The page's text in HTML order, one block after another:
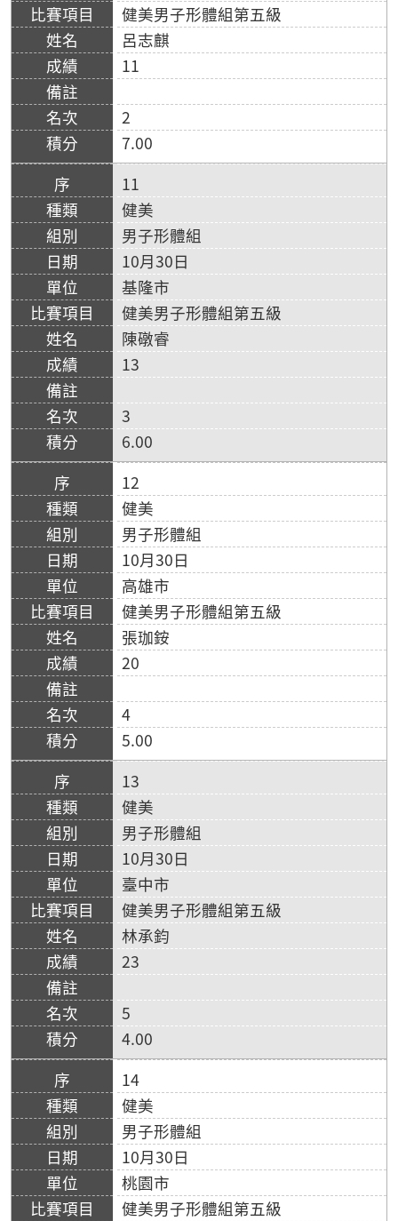
健美男子形體組第五級
呂志麒
11
2
7.00
11
健美
男子形體組
10月30日
基隆市
健美男子形體組第五級
陳礅睿
13
3
6.00
12
健美
男子形體組
10月30日
高雄市
健美男子形體組第五級
張珈銨
20
4
5.00
13
健美
男子形體組
10月30日
臺中市
健美男子形體組第五級
林承鈞
23
5
4.00
14
健美
男子形體組
10月30日
桃園市
健美男子形體組第五級